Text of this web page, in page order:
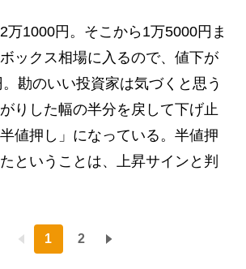
1000円。そこから1万5000円ま
ックス相場に入るので、値下が
勘のいい投資家は気づくと思う
りした幅の半分を戻して下げ止
値押し」になっている。半値押
ということは、上昇サインと判
1 2